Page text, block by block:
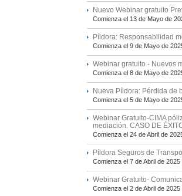
Nuevo Webinar gratuito
Comienza el 13 de Mayo de
Píldora: Responsabilidad
Comienza el 9 de Mayo de
Webinar gratuito - Nuevos
Comienza el 8 de Mayo de
Nueva Píldora: Pérdida de
Comienza el 5 de Mayo de
Webinar Gratuito-CIMA
mediación. CASO DE
Comienza el 24 de Abril de
Píldora Seguros de
Comienza el 7 de Abril de 2025
Webinar Gratuito-
Comienza el 2 de Abril de 2025